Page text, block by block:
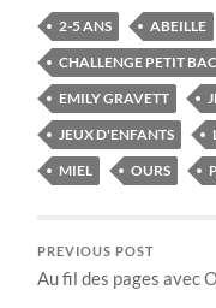
2-5 ANS ABEILLE
CHALLENGE PETIT
EMILY GRAVETT
JEUX D'ENFANTS
MIEL
OURS
PREVIOUS POST
Au fil des pages avec